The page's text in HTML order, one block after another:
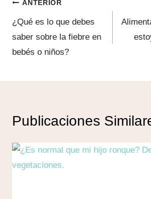
entrada:
Navegación
de
entradas
ANTERIOR
¿Qué es lo que debes
saber sobre la fiebre en
bebés o niños?
Publicaciones